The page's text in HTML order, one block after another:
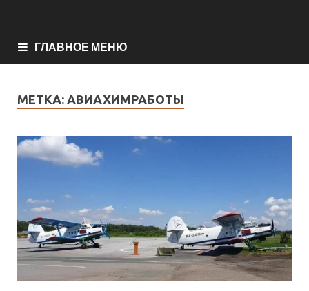
ГЛАВНОЕ МЕНЮ
МЕТКА: АВИАХИМРАБОТЫ